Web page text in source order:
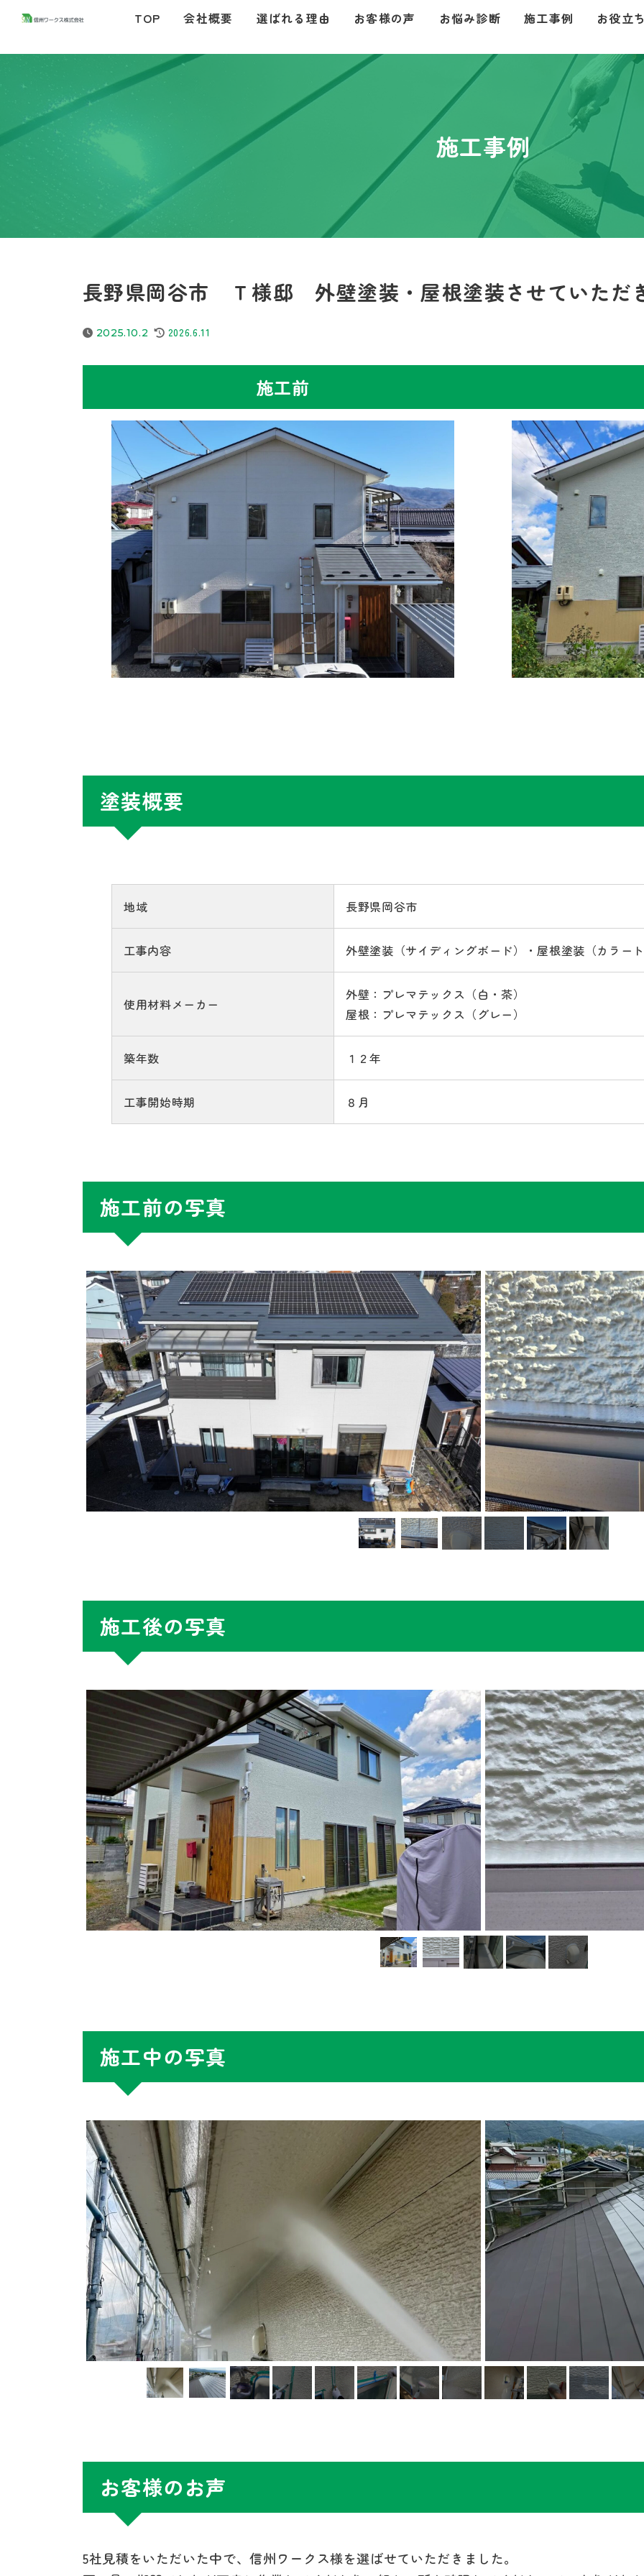
テ
ス
キ
ゲ
ン
に
TOP 会社概要 選ばれる理由 お客様の声 お悩み診断 施工事例 お役立
施工事例
長野県岡谷市 Ｔ様邸 外壁塗装・屋根塗装させていただ
2025.10.2 最
更
時
:
2026.6.11
施工前
塗装概要
地域 長野県岡谷市
工事内容 外壁塗装（サイディングボード）・屋根塗装（カラー
使用材料メーカー
外壁：プレマテックス（白・茶）
屋根：プレマテックス（グレー）
築年数 １２年
工事開始時期 ８月
施工前の写真
施工後の写真
施工中の写真
お客様のお声
5社見積をいただいた中で、信州ワークス様を選ばせていただきました。